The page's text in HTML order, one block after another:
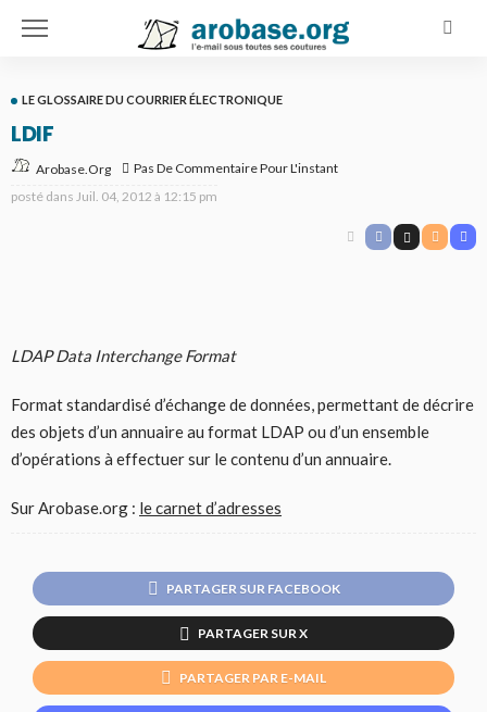
LE GLOSSAIRE DU COURRIER ÉLECTRONIQUE
LDIF
Arobase.org
Pas De Commentaire Pour L'instant
posté dans Juil. 04, 2012 à 12:15 pm
LDAP Data Interchange Format
Format standardisé d’échange de données, permettant de décrire
des objets d’un annuaire au format LDAP ou d’un ensemble
d’opérations à effectuer sur le contenu d’un annuaire.
Sur Arobase.org : le carnet d’adresses
PARTAGER SUR FACEBOOK
PARTAGER SUR X
PARTAGER PAR E-MAIL